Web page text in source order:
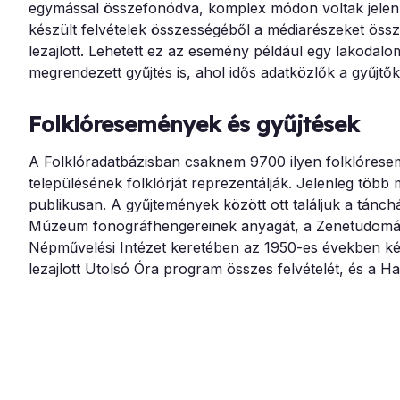
egymással összefonódva, komplex módon voltak
készült felvételek összességéből a médiarészeket
lezajlott. Lehetett ez az esemény például egy
megrendezett gyűjtés is, ahol idős adatközlők a
Folklóresemények és gyűjtések
A Folklóradatbázisban csaknem 9700 ilyen
településének folklórját reprezentálják. Jelenleg
publikusan. A gyűjtemények között ott találjuk a
Múzeum fonográfhengereinek anyagát, a
Népművelési Intézet keretében az 1950-es években
lezajlott Utolsó Óra program összes felvételét, és a